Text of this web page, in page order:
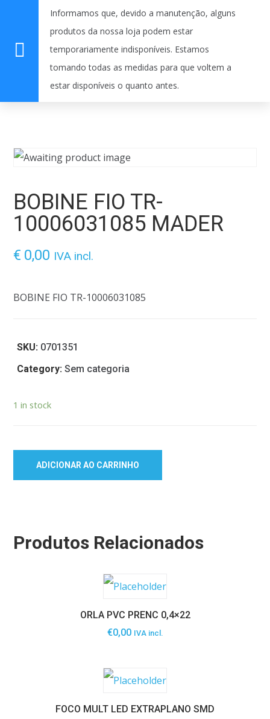
Informamos que, devido a manutenção, alguns
produtos da nossa loja podem estar
temporariamente indisponíveis. Estamos
tomando todas as medidas para que voltem a
estar disponíveis o quanto antes.
BOBINE FIO TR-
10006031085 MADER
€ 0,00 IVA incl.
BOBINE FIO TR-10006031085
SKU: 0701351
Category:Sem categoria
1 in stock
ADICIONAR AO CARRINHO
Produtos Relacionados
ORLA PVC PRENC 0,4×22
€0,00 IVA incl.
FOCO MULT LED EXTRAPLANO SMD